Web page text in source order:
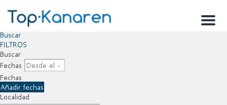
Menu
Buscar
FILTROS
Buscar
Fechas
Fechas
Añadir fechas
Localidad